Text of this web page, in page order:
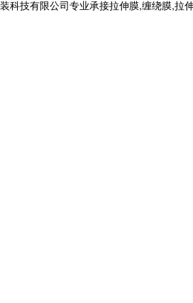
科技有限公司专业承接拉伸膜,缠绕膜,拉